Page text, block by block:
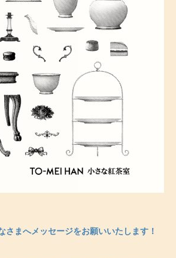
まへメッセージをお願いいたします！